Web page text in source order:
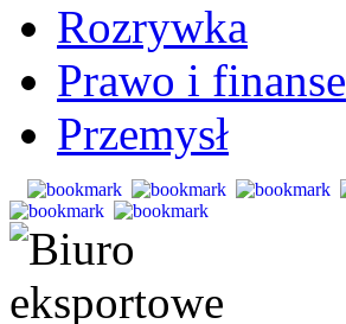
Rozrywka
Prawo i finanse
Przemysł